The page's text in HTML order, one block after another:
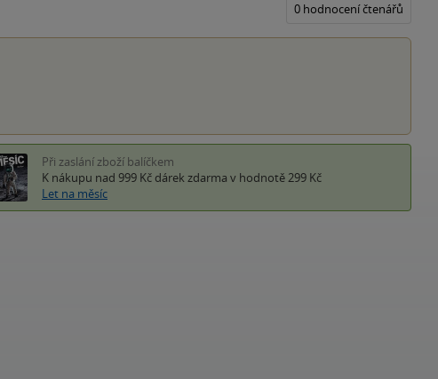
0 hodnocení čtenářů
Při zaslání zboží balíčkem
K nákupu nad 999 Kč dárek zdarma v hodnotě 299 Kč
Let na měsíc